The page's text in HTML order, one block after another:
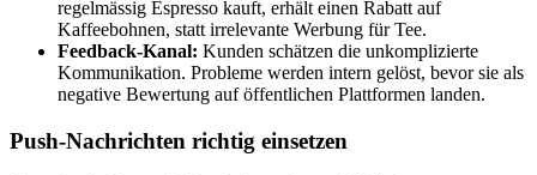
regelmässig Espresso kauft, erhält einen Rabatt auf
Kaffeebohnen, statt irrelevante Werbung für Tee.
Feedback-Kanal: Kunden schätzen die unkomplizierte
Kommunikation. Probleme werden intern gelöst, bevor sie als
negative Bewertung auf öffentlichen Plattformen landen.
Push-Nachrichten richtig einsetzen